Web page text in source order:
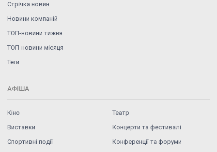
Стрічка новин
Новини компаній
ТОП-новини тижня
ТОП-новини місяця
Теги
АФІША
Кіно
Театр
Виставки
Концерти та фестивалі
Спортивні події
Конференції та форуми